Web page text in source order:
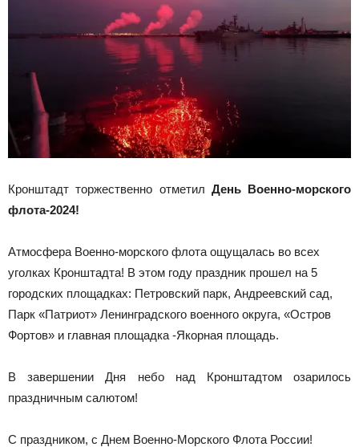
Кронштадт торжественно отметил День Военно-морского
флота-2024!
Атмосфера Военно-морского флота ощущалась во всех
уголках Кронштадта! В этом году праздник прошел на 5
городских площадках: Петровский парк, Андреевский сад,
Парк «Патриот» Ленинградского военного округа, «Остров
Фортов» и главная площадка -Якорная площадь.
В завершении Дня небо над Кронштадтом озарилось
праздничным салютом!
С праздником, с Днем Военно-Морского Флота России!